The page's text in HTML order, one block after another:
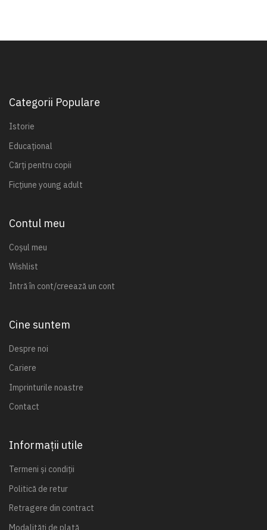
Categorii Populare
Istorie
Educațional
Cărți pentru copii
Ficțiune young adult
Contul meu
Coșul meu
Wishlist
Intră în cont/creează un cont
Cine suntem
Despre noi
Cariere
Imprinturile noastre
Contact
Informații utile
Termeni și condiții
Politică de retur
Retragere din contract
Modalități de plată